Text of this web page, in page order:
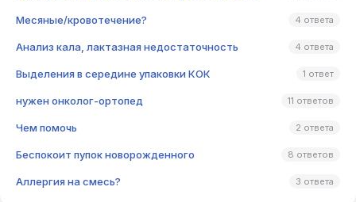
Месяные/кровотечение? 4 ответа
Анализ кала, лактазная недостаточность 4 ответа
Выделения в середине упаковки КОК 1 ответ
нужен онколог-ортопед 11 ответов
Чем помочь 2 ответа
Беспокоит пупок новорожденного 8 ответов
Аллергия на смесь? 3 ответа